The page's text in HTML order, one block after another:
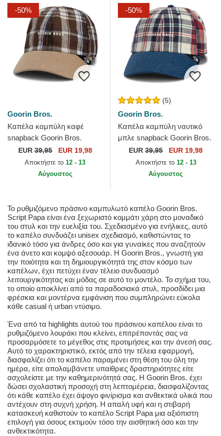
-50%
Goorin Bros.
Καπέλα καμπύλη καφέ
snapback Goorin Bros.
Curved Brim Ask Your
Mother Papa Cap Madras
The Farm...
EUR39,95 EUR 19,98
Αποκτήστε το 12 - 13
Αύγουστος
-50%
(5)
Goorin Bros.
Καπέλα καμπύλη ναυτικό
μπλε snapback Goorin Bros.
Curved Brim Raised In A
Barn Papa Cap Madras...
EUR 39,95 EUR 19,98
Αποκτήστε το 12 - 13
Αύγουστος
Το ρυθμιζόμενο πράσινο καμπυλωτό καπέλο Goorin Bros.
Script Papa είναι ένα ξεχωριστό κομμάτι χάρη στο μοναδικό
του στυλ και την ευελιξία του. Σχεδιασμένο για ενήλικες, αυτό
το καπέλο συνδυάζει unisex σχεδιασμό, καθιστώντας το
ιδανικό τόσο για άνδρες όσο και για γυναίκες που αναζητούν
ένα άνετο και κομψό αξεσουάρ. Η Goorin Bros., γνωστή για
την ποιότητα και τη δημιουργικότητά της στον κόσμο των
καπέλων, έχει πετύχει έναν τέλειο συνδυασμό
λειτουργικότητας και μόδας σε αυτό το μοντέλο. Το σχήμα του,
το οποίο αποκλίνει από τα παραδοσιακά στυλ, προσδίδει μια
φρέσκια και μοντέρνα εμφάνιση που συμπληρώνει εύκολα
κάθε casual ή urban ντύσιμο.
Ένα από τα highlights αυτού του πράσινου καπέλου είναι το
ρυθμιζόμενο λουράκι που κλείνει, επιτρέποντάς σας να
προσαρμόσετε το μέγεθος στις προτιμήσεις και την άνεσή σας.
Αυτό το χαρακτηριστικό, εκτός από την τέλεια εφαρμογή,
διασφαλίζει ότι το καπέλο παραμένει στη θέση του όλη την
ημέρα, είτε απολαμβάνετε υπαίθριες δραστηριότητες είτε
ασχολείστε με την καθημερινότητά σας. Η Goorin Bros. έχει
δώσει σχολαστική προσοχή στη λεπτομέρεια, διασφαλίζοντας
ότι κάθε καπέλο έχει άψογο φινίρισμα και ανθεκτικά υλικά που
αντέχουν στη συχνή χρήση. Η απαλή υφή και η στιβαρή
κατασκευή καθιστούν το καπέλο Script Papa μια αξιόπιστη
επιλογή για όσους εκτιμούν τόσο την αισθητική όσο και την
ανθεκτικότητα.